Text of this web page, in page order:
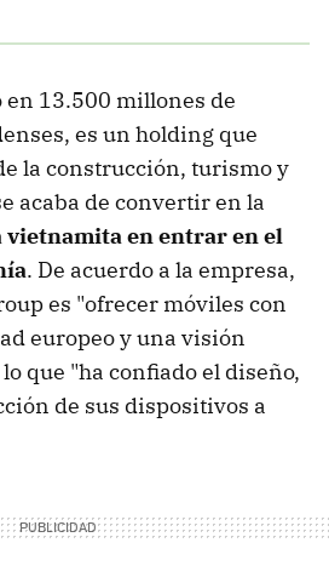
13.500 millones de
es un holding que
la construcción, turismo y
acaba de convertir en la
en entrar en el
. De acuerdo a la empresa,
es "ofrecer móviles con
europeo y una visión
que "ha confiado el diseño,
de sus dispositivos a